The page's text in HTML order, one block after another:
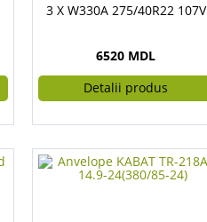
3 X W330A 275/40R22 107V
6520 MDL
Detalii produs